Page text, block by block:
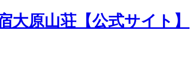
大原山荘【公式サイト】